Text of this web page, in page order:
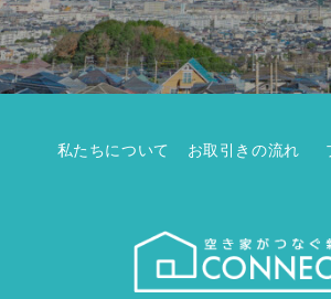
私たちについて お取引きの流れ